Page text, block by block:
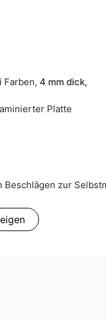
Farben, 4 mm dick,
Platte
Beschlägen zur